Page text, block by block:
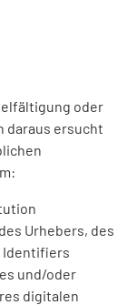
oder
daraus ersucht
Urhebers, des
Identifiers
und/oder
digitalen